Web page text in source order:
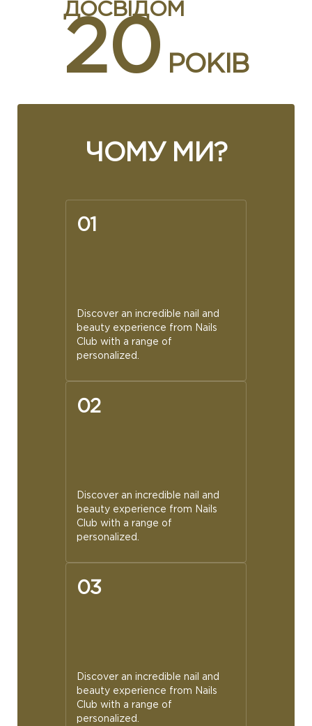
ДОСВІДОМ
20 РОКІВ
ЧОМУ МИ?
01
Discover an incredible nail and
beauty experience from Nails
Club with a range of
personalized.
02
Discover an incredible nail and
beauty experience from Nails
Club with a range of
personalized.
03
Discover an incredible nail and
beauty experience from Nails
Club with a range of
personalized.